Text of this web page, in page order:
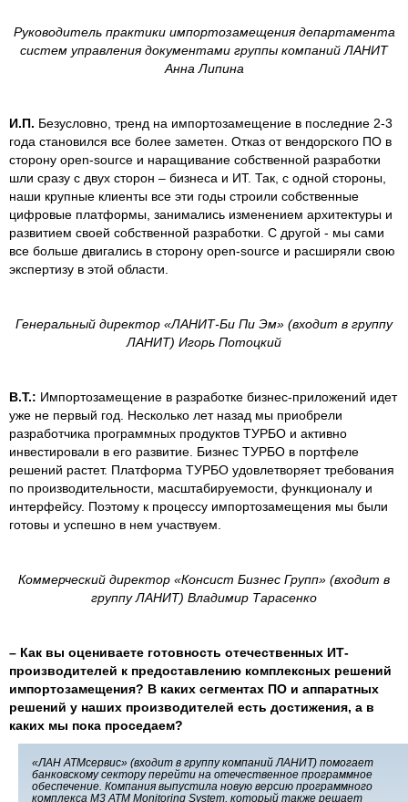
Руководитель практики импортозамещения департамента
систем управления документами группы компаний ЛАНИТ
Анна Липина
И.П. Безусловно, тренд на импортозамещение в последние 2-3
года становился все более заметен. Отказ от вендорского ПО в
сторону open-source и наращивание собственной разработки
шли сразу с двух сторон – бизнеса и ИТ. Так, с одной стороны,
наши крупные клиенты все эти годы строили собственные
цифровые платформы, занимались изменением архитектуры и
развитием своей собственной разработки. С другой - мы сами
все больше двигались в сторону open-source и расширяли свою
экспертизу в этой области.
Генеральный директор «ЛАНИТ-Би Пи Эм» (входит в группу
ЛАНИТ) Игорь Потоцкий
В.Т.: Импортозамещение в разработке бизнес-приложений идет
уже не первый год. Несколько лет назад мы приобрели
разработчика программных продуктов ТУРБО и активно
инвестировали в его развитие. Бизнес ТУРБО в портфеле
решений растет. Платформа ТУРБО удовлетворяет требования
по производительности, масштабируемости, функционалу и
интерфейсу. Поэтому к процессу импортозамещения мы были
готовы и успешно в нем участвуем.
Коммерческий директор «Консист Бизнес Групп» (входит в
группу ЛАНИТ) Владимир Тарасенко
– Как вы оцениваете готовность отечественных ИТ-
производителей к предоставлению комплексных решений
импортозамещения? В каких сегментах ПО и аппаратных
решений у наших производителей есть достижения, а в
каких мы пока проседаем?
«ЛАН АТМсервис» (входит в группу компаний ЛАНИТ) помогает
банковскому сектору перейти на отечественное программное
обеспечение. Компания выпустила новую версию программного
комплекса M3 ATM Monitoring System, который также решает